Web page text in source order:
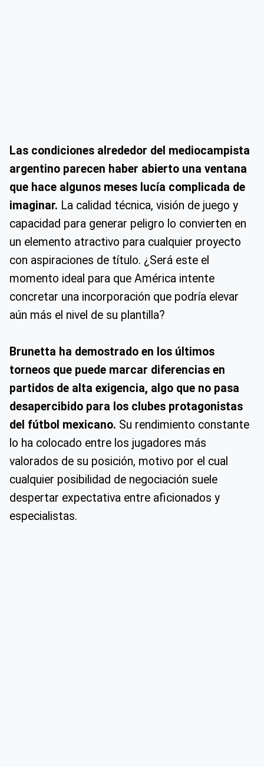
Las condiciones alrededor del mediocampista
argentino parecen haber abierto una ventana
que hace algunos meses lucía complicada de
imaginar. La calidad técnica, visión de juego y
capacidad para generar peligro lo convierten en
un elemento atractivo para cualquier proyecto
con aspiraciones de título. ¿Será este el
momento ideal para que América intente
concretar una incorporación que podría elevar
aún más el nivel de su plantilla?
Brunetta ha demostrado en los últimos
torneos que puede marcar diferencias en
partidos de alta exigencia, algo que no pasa
desapercibido para los clubes protagonistas
del fútbol mexicano. Su rendimiento constante
lo ha colocado entre los jugadores más
valorados de su posición, motivo por el cual
cualquier posibilidad de negociación suele
despertar expectativa entre aficionados y
especialistas.